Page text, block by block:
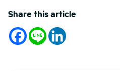
Share this article